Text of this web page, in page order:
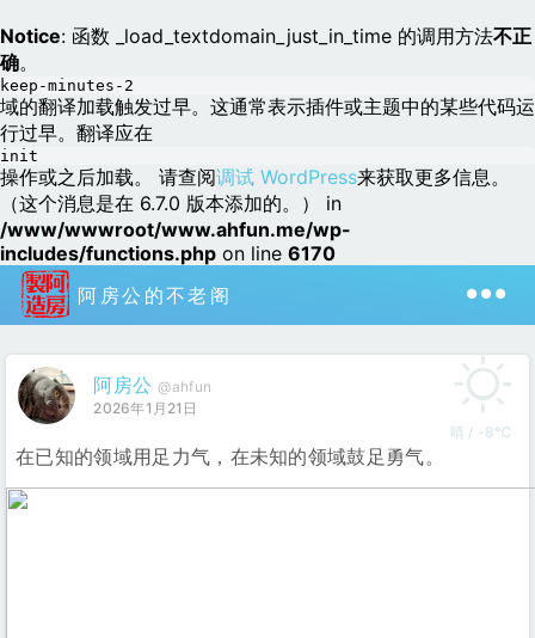
Notice: 函数 _load_textdomain_just_in_time 的调用方法不正
确。
keep-minutes-2
域的翻译加载触发过早。这通常表示插件或主题中的某些代码运
行过早。翻译应在
init
操作或之后加载。 请查阅调试 WordPress来获取更多信息。
（这个消息是在 6.7.0 版本添加的。） in
/www/wwwroot/www.ahfun.me/wp-
includes/functions.php on line 6170
阿房公的不老阁
阿房公 @ahfun
2026年1月21日
晴 / -8℃
在已知的领域用足力气，在未知的领域鼓足勇气。